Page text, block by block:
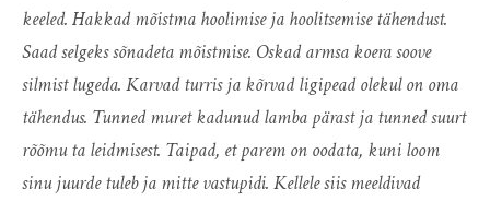
keeled. Hakkad mõistma hoolimise ja hoolitsemise tähendust.
Saad selgeks sõnadeta mõistmise. Oskad armsa koera soove
silmist lugeda. Karvad turris ja kõrvad ligipead olekul on oma
tähendus. Tunned muret kadunud lamba pärast ja tunned suurt
rõõmu ta leidmisest. Taipad, et parem on oodata, kuni loom
sinu juurde tuleb ja mitte vastupidi. Kellele siis meeldivad